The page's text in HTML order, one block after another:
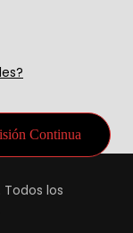
los
Continua